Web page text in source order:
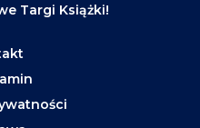
Targi Książki!